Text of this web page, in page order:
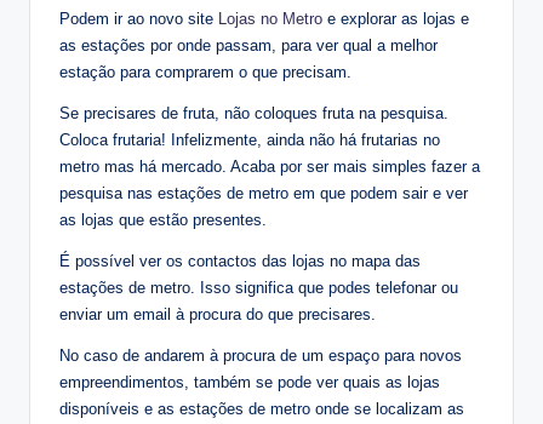
Podem ir ao novo site Lojas no Metro e explorar as lojas e
as estações por onde passam, para ver qual a melhor
estação para comprarem o que precisam.
Se precisares de fruta, não coloques fruta na pesquisa.
Coloca frutaria! Infelizmente, ainda não há frutarias no
metro mas há mercado. Acaba por ser mais simples fazer a
pesquisa nas estações de metro em que podem sair e ver
as lojas que estão presentes.
É possível ver os contactos das lojas no mapa das
estações de metro. Isso significa que podes telefonar ou
enviar um email à procura do que precisares.
No caso de andarem à procura de um espaço para novos
empreendimentos, também se pode ver quais as lojas
disponíveis e as estações de metro onde se localizam as